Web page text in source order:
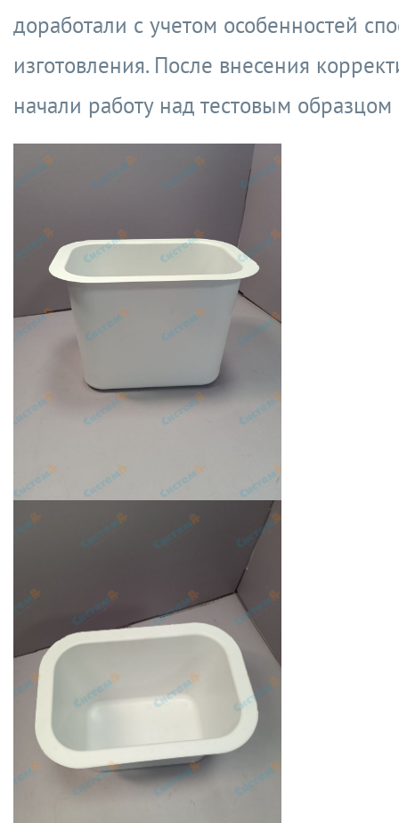
доработали с учетом особенностей
изготовления. После внесения
начали работу над тестовым образцом